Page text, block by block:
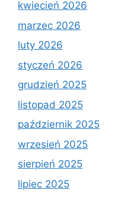
kwiecień 2026
marzec 2026
luty 2026
styczeń 2026
grudzień 2025
listopad 2025
październik 2025
wrzesień 2025
sierpień 2025
lipiec 2025